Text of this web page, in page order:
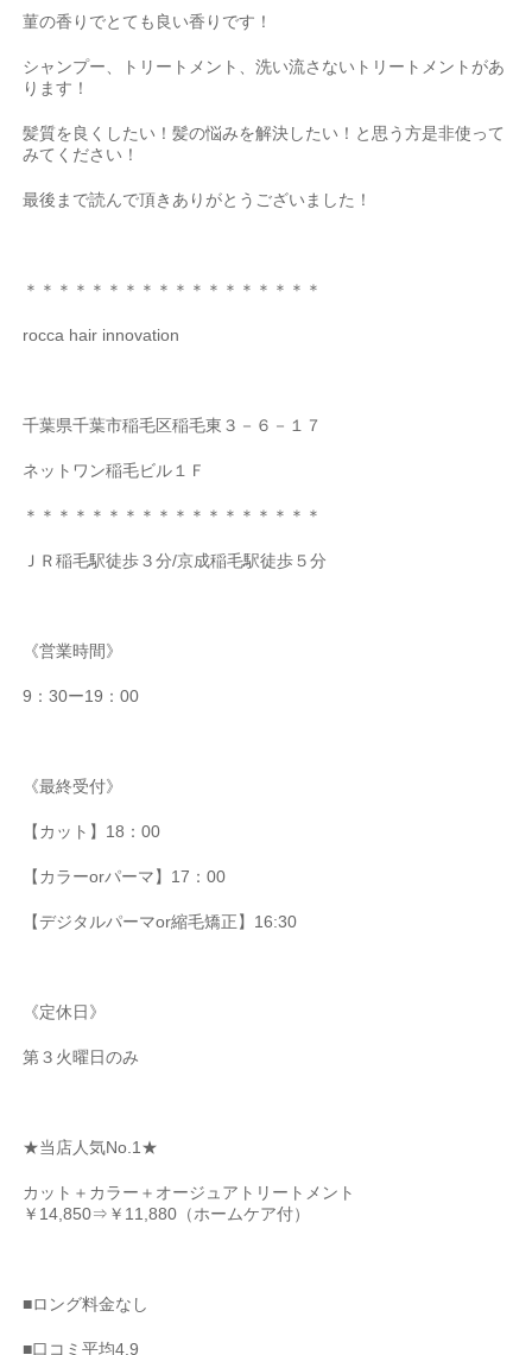
菫の香りでとても良い香りです！
シャンプー、トリートメント、洗い流さないトリートメントがあ
ります！
髪質を良くしたい！髪の悩みを解決したい！と思う方是非使って
みてください！
最後まで読んで頂きありがとうございました！
＊＊＊＊＊＊＊＊＊＊＊＊＊＊＊＊＊＊
rocca hair innovation
千葉県千葉市稲毛区稲毛東３－６－１７
ネットワン稲毛ビル１Ｆ
＊＊＊＊＊＊＊＊＊＊＊＊＊＊＊＊＊＊
ＪＲ稲毛駅徒歩３分/京成稲毛駅徒歩５分
《営業時間》
9：30ー19：00
《最終受付》
【カット】18：00
【カラーorパーマ】17：00
【デジタルパーマor縮毛矯正】16:30
《定休日》
第３火曜日のみ
★当店人気No.1★
カット＋カラー＋オージュアトリートメント
￥14,850⇒￥11,880（ホームケア付）
■ロング料金なし
■口コミ平均4.9